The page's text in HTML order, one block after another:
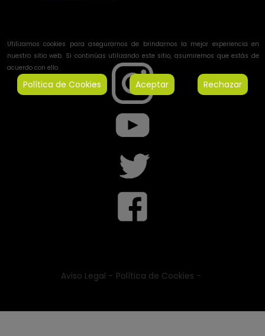
Aviso Legal - Política de Cookies -
Utilizamos cookies para asegurarnos de brindarnos la mejor experiencia en
nuestro sitio web. Si continúas utilizando este sitio, asumiremos que estás de
acuerdo con ello.
Política de Cookies Aceptar Rechazar